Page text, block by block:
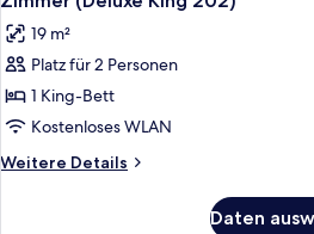
Fotos
für
Zimmer
(Deluxe
King
202)
anzeigen
19 m²
Platz für 2 Personen
1 King-Bett
Kostenloses WLAN
Weitere Details
Weitere
Daten